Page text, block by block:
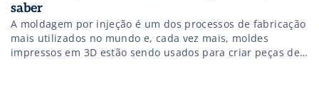
saber
A moldagem por injeção é um dos processos de fabricação
mais utilizados no mundo e, cada vez mais, moldes
impressos em 3D estão sendo usados para criar peças de